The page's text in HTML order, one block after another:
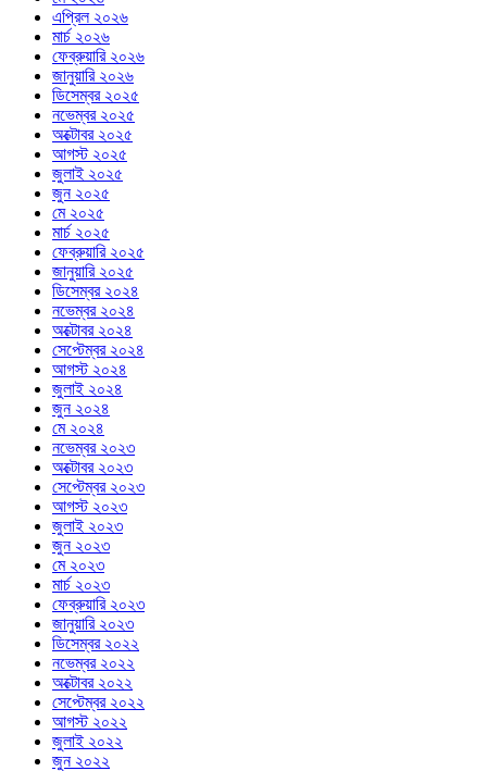
এপ্রিল ২০২৬
মার্চ ২০২৬
ফেব্রুয়ারি ২০২৬
জানুয়ারি ২০২৬
ডিসেম্বর ২০২৫
নভেম্বর ২০২৫
অক্টোবর ২০২৫
আগস্ট ২০২৫
জুলাই ২০২৫
জুন ২০২৫
মে ২০২৫
মার্চ ২০২৫
ফেব্রুয়ারি ২০২৫
জানুয়ারি ২০২৫
ডিসেম্বর ২০২৪
নভেম্বর ২০২৪
অক্টোবর ২০২৪
সেপ্টেম্বর ২০২৪
আগস্ট ২০২৪
জুলাই ২০২৪
জুন ২০২৪
মে ২০২৪
নভেম্বর ২০২৩
অক্টোবর ২০২৩
সেপ্টেম্বর ২০২৩
আগস্ট ২০২৩
জুলাই ২০২৩
জুন ২০২৩
মে ২০২৩
মার্চ ২০২৩
ফেব্রুয়ারি ২০২৩
জানুয়ারি ২০২৩
ডিসেম্বর ২০২২
নভেম্বর ২০২২
অক্টোবর ২০২২
সেপ্টেম্বর ২০২২
আগস্ট ২০২২
জুলাই ২০২২
জুন ২০২২